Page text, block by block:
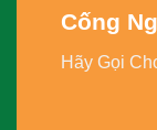
Cống
Hãy Gọi